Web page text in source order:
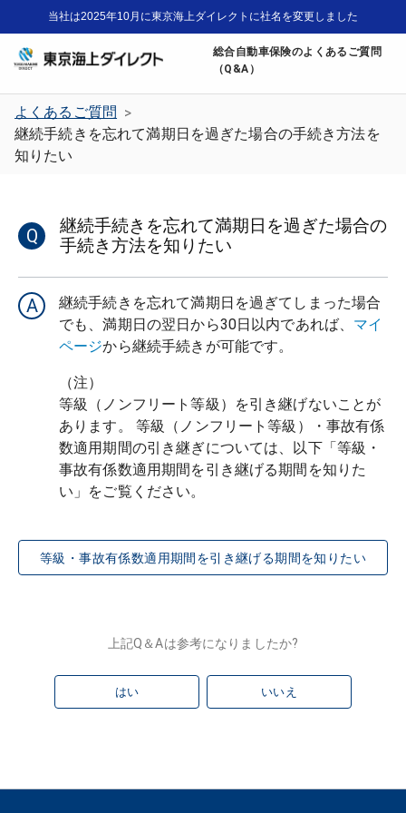
当社は2025年10月に東京海上ダイレクトに社名を変更しました
総合自動車保険のよくあるご質問
（Q&A）
よくあるご質問 >
継続手続きを忘れて満期日を過ぎた場合の手続き方法を
知りたい
Q
継続手続きを忘れて満期日を過ぎた場合の
手続き方法を知りたい
A
継続手続きを忘れて満期日を過ぎてしまった場合
でも、満期日の翌日から30日以内であれば、 マイ
ページから継続手続きが可能です。
（注）
等級（ノンフリート等級）を引き継げないことが
あります。 等級（ノンフリート等級）・事故有係
数適用期間の引き継ぎについては、以下「等級・
事故有係数適用期間を引き継げる期間を知りた
等級・事故有係数適用期間を引き継げる期間を知りたい
上記Q＆Aは参考になりましたか?
はい いいえ